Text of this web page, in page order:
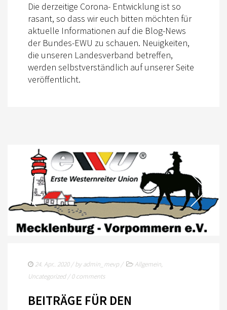
Die derzeitige Corona- Entwicklung ist so
rasant, so dass wir euch bitten möchten für
aktuelle Informationen auf die Blog-News
der Bundes-EWU zu schauen. Neuigkeiten,
die unseren Landesverband betreffen,
werden selbstverständlich auf unserer Seite
veröffentlicht.
24. Apr.. 2020/ byadmin_mevp/ Allgemein,
Uncategorized/0 comments
BEITRÄGE FÜR DEN